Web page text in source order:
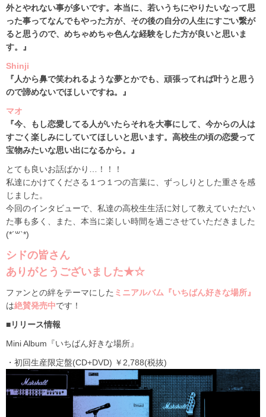
外とやれない事が多いです。本当に、若いうちにやりたいなって思
った事ってなんでもやった方が、その後の自分の人生にすごい繋が
ると思うので、めちゃめちゃ色んな経験をした方が良いと思いま
す。』
Shinji
『人から鼻で笑われるような夢とかでも、頑張ってれば叶うと思う
ので諦めないでほしいですね。』
マオ
『今、もし恋愛してる人がいたらそれを大事にして、今からの人は
すごく楽しみにしていてほしいと思います。高校生の頃の恋愛って
宝物みたいな思い出になるから。』
とても良いお話ばかり…！！！
私達にかけてくださる１つ１つの言葉に、ずっしりとした重さを感
じました。
今回のインタビューで、私達の高校生生活に対して教えていただい
た事も多く、また、本当に楽しい時間を過ごさせていただきました
(*´꒳`*)
シドの皆さん
ありがとうございました★☆
ファンとの絆をテーマにした ミニアルバム『いちばん好きな場所』
は絶賛発売中です！
■リリース情報
Mini Album『いちばん好きな場所』
・初回生産限定盤(CD+DVD) ￥2,788(税抜)